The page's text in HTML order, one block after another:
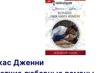
Дженни